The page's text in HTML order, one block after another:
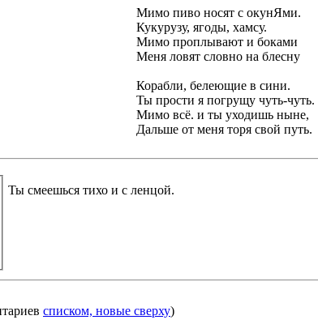
Мимо пиво носят с окунЯми.
Кукурузу, ягоды, хамсу.
Мимо проплывают и боками
Меня ловят словно на блесну
Корабли, белеющие в сини.
Ты прости я погрущу чуть-чуть.
Мимо всё. и ты уходишь ныне,
Дальше от меня торя свой путь.
Ты смеешься тихо и с ленцой.
списком, новые сверху)